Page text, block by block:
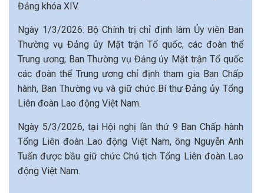
Đảng khóa XIV.
Ngày 1/3/2026: Bộ Chính trị chỉ định làm Ủy viên Ban
Thường vụ Đảng ủy Mặt trận Tổ quốc, các đoàn thể
Trung ương; Ban Thường vụ Đảng ủy Mặt trận Tổ quốc
các đoàn thể Trung ương chỉ định tham gia Ban Chấp
hành, Ban Thường vụ và giữ chức Bí thư Đảng ủy Tổng
Liên đoàn Lao động Việt Nam.
Ngày 5/3/2026, tại Hội nghị lần thứ 9 Ban Chấp hành
Tổng Liên đoàn Lao động Việt Nam, ông Nguyễn Anh
Tuấn được bầu giữ chức Chủ tịch Tổng Liên đoàn Lao
động Việt Nam.